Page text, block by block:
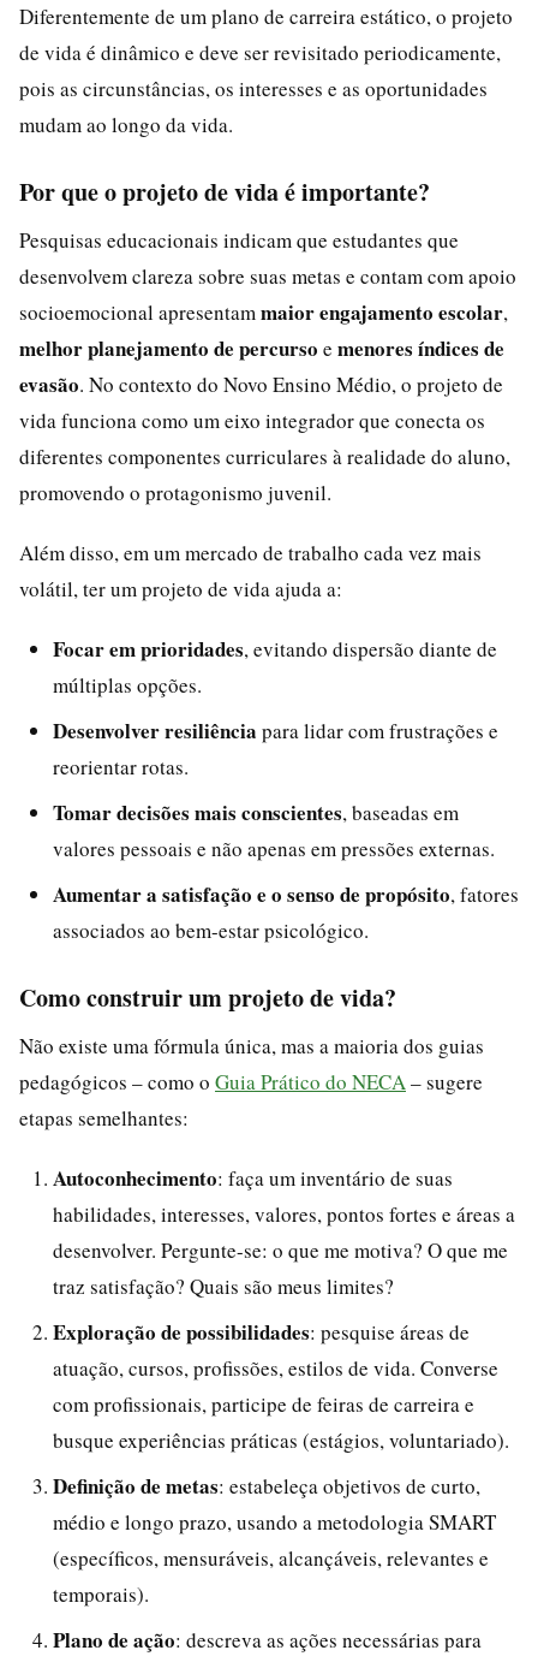
Diferentemente de um plano de carreira estático, o projeto
de vida é dinâmico e deve ser revisitado periodicamente,
pois as circunstâncias, os interesses e as oportunidades
mudam ao longo da vida.
Por que o projeto de vida é importante?
Pesquisas educacionais indicam que estudantes que
desenvolvem clareza sobre suas metas e contam com apoio
socioemocional apresentam maior engajamento escolar,
melhor planejamento de percurso e menores índices de
evasão. No contexto do Novo Ensino Médio, o projeto de
vida funciona como um eixo integrador que conecta os
diferentes componentes curriculares à realidade do aluno,
promovendo o protagonismo juvenil.
Além disso, em um mercado de trabalho cada vez mais
volátil, ter um projeto de vida ajuda a:
Focar em prioridades, evitando dispersão diante de
múltiplas opções.
Desenvolver resiliência para lidar com frustrações e
reorientar rotas.
Tomar decisões mais conscientes, baseadas em
valores pessoais e não apenas em pressões externas.
Aumentar a satisfação e o senso de propósito, fatores
associados ao bem-estar psicológico.
Como construir um projeto de vida?
Não existe uma fórmula única, mas a maioria dos guias
pedagógicos – como o Guia Prático do NECA – sugere
etapas semelhantes:
Autoconhecimento: faça um inventário de suas
habilidades, interesses, valores, pontos fortes e áreas a
desenvolver. Pergunte-se: o que me motiva? O que me
traz satisfação? Quais são meus limites?
Exploração de possibilidades: pesquise áreas de
atuação, cursos, profissões, estilos de vida. Converse
com profissionais, participe de feiras de carreira e
busque experiências práticas (estágios, voluntariado).
Definição de metas: estabeleça objetivos de curto,
médio e longo prazo, usando a metodologia SMART
(específicos, mensuráveis, alcançáveis, relevantes e
temporais).
Plano de ação: descreva as ações necessárias para